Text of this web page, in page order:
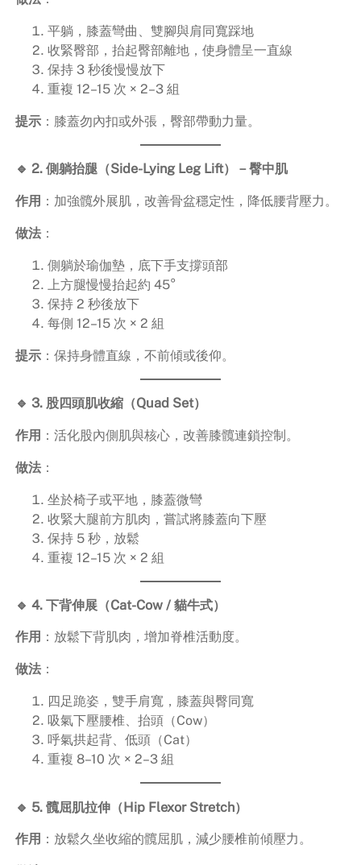
平躺，膝蓋彎曲、雙腳與肩同寬踩地
收緊臀部，抬起臀部離地，使身體呈一直線
保持 3 秒後慢慢放下
重複 12–15 次 × 2–3 組
提示：膝蓋勿內扣或外張，臀部帶動力量。
🔹 2. 側躺抬腿（Side-Lying Leg Lift）－臀中肌
作用 ：加強髖外展肌，改善骨盆穩定性，降低腰背壓力。
做法：
側躺於瑜伽墊，底下手支撐頭部
上方腿慢慢抬起約 45°
保持 2 秒後放下
每側 12–15 次 × 2 組
提示：保持身體直線，不前傾或後仰。
🔹 3. 股四頭肌收縮（Quad Set）
作用 ：活化股內側肌與核心，改善膝髖連鎖控制。
做法：
坐於椅子或平地，膝蓋微彎
收緊大腿前方肌肉，嘗試將膝蓋向下壓
保持 5 秒，放鬆
重複 12–15 次 × 2 組
🔹 4. 下背伸展（Cat-Cow / 貓牛式）
作用 ：放鬆下背肌肉，增加脊椎活動度。
做法：
四足跪姿，雙手肩寬，膝蓋與臀同寬
吸氣下壓腰椎、抬頭（Cow）
呼氣拱起背、低頭（Cat）
重複 8–10 次 × 2–3 組
🔹 5. 髖屈肌拉伸（Hip Flexor Stretch）
作用 ：放鬆久坐收縮的髖屈肌，減少腰椎前傾壓力。